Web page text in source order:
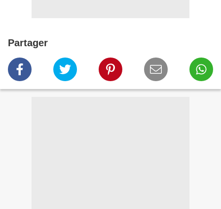
Partager